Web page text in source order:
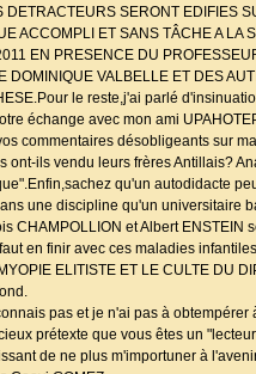
DETRACTEURS SERONT EDIFIES
ACCOMPLI ET SANS TÂCHE A LA
EN PRESENCE DU
DOMINIQUE VALBELLE ET DES
le reste,j'ai parlé
échange avec mon ami
commentaires désobligeants sur
ont-ils vendu leurs frères Antillais?
qu'un autodidacte
une discipline qu'un universitaire
CHAMPOLLION et Albert ENSTEIN
en finir avec ces maladies
ELITISTE ET LE CULTE DU
pas et je n'ai pas à obtempérer
prétexte que vous êtes un
de ne plus m'importuner à